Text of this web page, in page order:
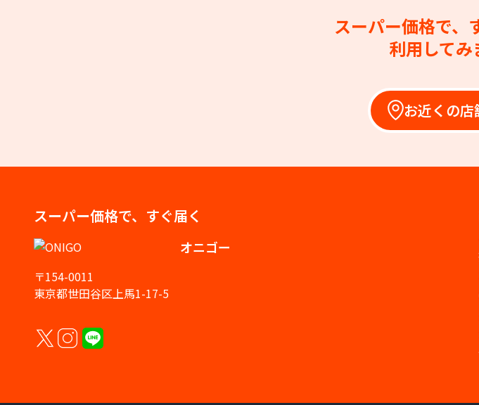
スーパー価格で、
利用してみ
お近くの店
スーパー価格で、すぐ届く
オニゴー
〒154-0011
東京都世田谷区上馬1-17-5